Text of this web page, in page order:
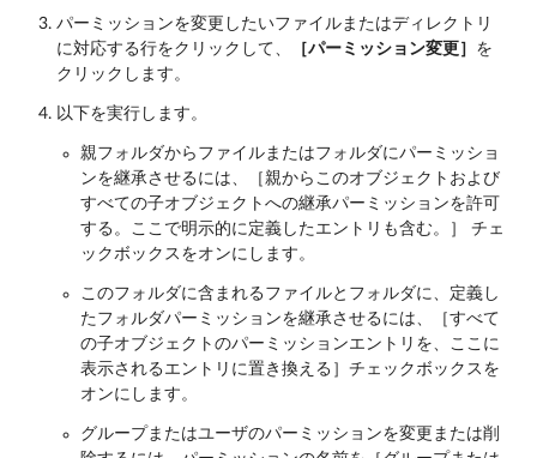
パーミッションを変更したいファイルまたはディレクトリ
に対応する行をクリックして、
［パーミッション変更］ を
クリックします。
以下を実行します。
親フォルダからファイルまたはフォルダにパーミッショ
ンを継承させるには、［親からこのオブジェクトおよび
すべての子オブジェクトへの継承パーミッションを許可
する。ここで明示的に定義したエントリも含む。］ チェ
ックボックスをオンにします。
このフォルダに含まれるファイルとフォルダに、定義し
たフォルダパーミッションを継承させるには、［すべて
の子オブジェクトのパーミッションエントリを、ここに
表示されるエントリに置き換える］チェックボックスを
オンにします。
グループまたはユーザのパーミッションを変更または削